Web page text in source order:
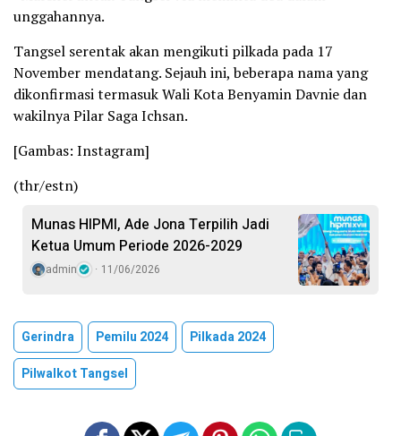
unggahannya.
Tangsel serentak akan mengikuti pilkada pada 17
November mendatang. Sejauh ini, beberapa nama yang
dikonfirmasi termasuk Wali Kota Benyamin Davnie dan
wakilnya Pilar Saga Ichsan.
[Gambas: Instagram]
(thr/estn)
Munas HIPMI, Ade Jona Terpilih Jadi
Ketua Umum Periode 2026-2029
admin 11/06/2026
Gerindra Pemilu 2024
Pilkada 2024
Pilwalkot Tangsel